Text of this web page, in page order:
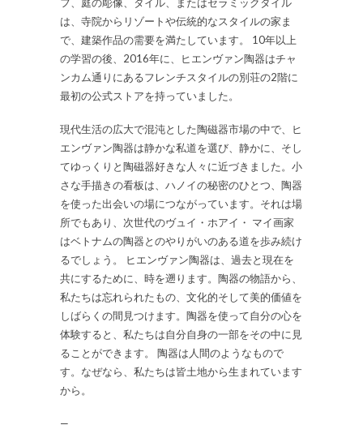
フ、庭の彫像、タイル、またはセラミックタイル
は、寺院からリゾートや伝統的なスタイルの家ま
で、建築作品の需要を満たしています。 10年以上
の学習の後、2016年に、ヒエンヴァン陶器はチャ
ンカム通りにあるフレンチスタイルの別荘の2階に
最初の公式ストアを持っていました。
現代生活の広大で混沌とした陶磁器市場の中で、ヒ
エンヴァン陶器は静かな私道を選び、静かに、そし
てゆっくりと陶磁器好きな人々に近づきました。小
さな手描きの看板は、ハノイの秘密のひとつ、陶器
を使った出会いの場につながっています。それは場
所でもあり、次世代のヴュイ・ホアイ・ マイ画家
はベトナムの陶器とのやりがいのある道を歩み続け
るでしょう。 ヒエンヴァン陶器は、過去と現在を
共にするために、時を遡ります。陶器の物語から、
私たちは忘れられたもの、文化的そして美的価値を
しばらくの間見つけます。陶器を使って自分の心を
体験すると、私たちは自分自身の一部をその中に見
ることができます。 陶器は人間のようなもので
す。なぜなら、私たちは皆土地から生まれています
から。